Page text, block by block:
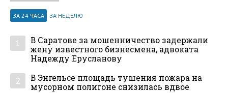
ЗА 24 ЧАСА ЗА НЕДЕЛЮ
1
В Саратове за мошенничество задержали
жену известного бизнесмена, адвоката
Надежду Ерусланову
2
В Энгельсе площадь тушения пожара на
мусорном полигоне снизилась вдвое